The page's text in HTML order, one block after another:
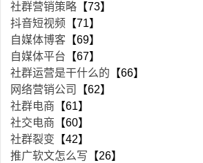
社群营销策略 【73】
抖音短视频 【71】
自媒体博客 【69】
自媒体平台 【67】
社群运营是干什么的 【66】
网络营销公司
【62】
社群电商 【61】
社交电商 【60】
社群裂变 【42】
推广软文怎么写 【26】